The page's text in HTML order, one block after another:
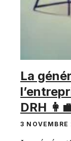
La
DRH
3